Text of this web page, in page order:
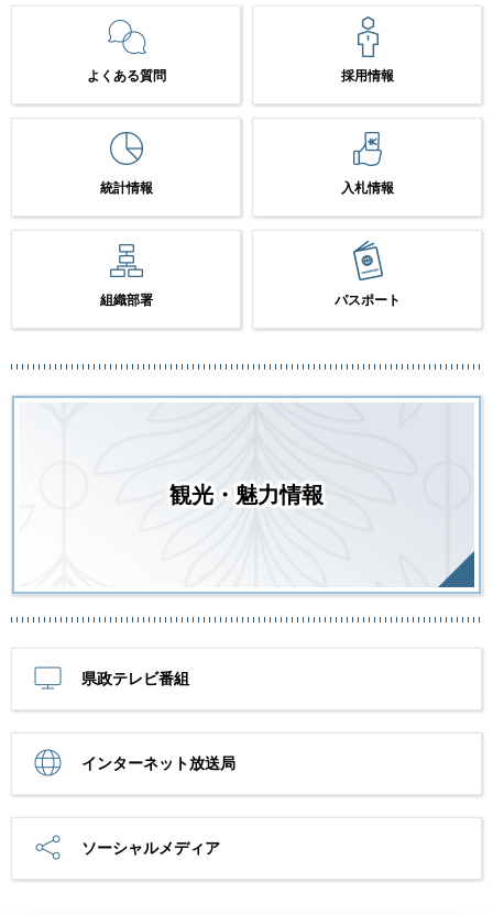
よくある質問 採用情報
統計情報 入札情報
組織部署 パスポート
観光・魅力情報
県政テレビ番組
インターネット放送局
ソーシャルメディア